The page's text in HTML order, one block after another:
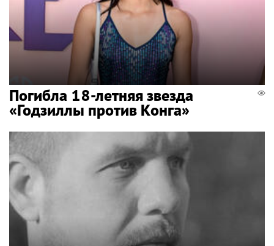
Погибла 18-летняя звезда
«Годзиллы против Конга»